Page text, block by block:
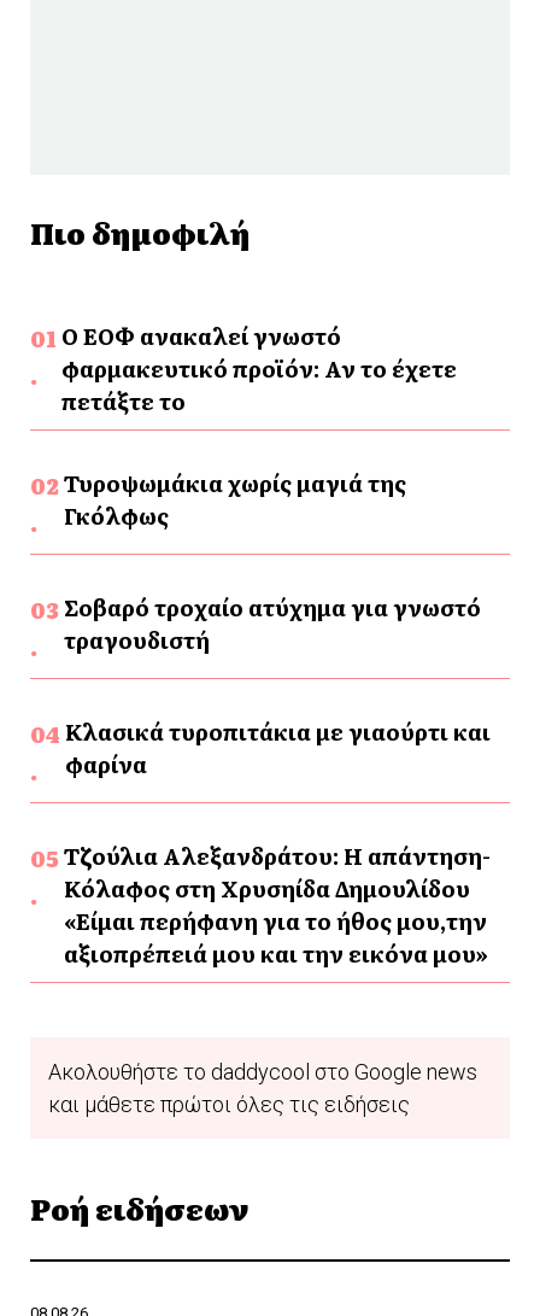
Πιο δημοφιλή
Ο ΕΟΦ ανακαλεί γνωστό
φαρμακευτικό προϊόν: Αν το έχετε
πετάξτε το
Τυροψωμάκια χωρίς μαγιά της
Γκόλφως
Σοβαρό τροχαίο ατύχημα για γνωστό
τραγουδιστή
Κλασικά τυροπιτάκια με γιαούρτι και
φαρίνα
Τζούλια Αλεξανδράτου: Η απάντηση-
Κόλαφος στη Χρυσηίδα Δημουλίδου
«Είμαι περήφανη για το ήθος μου,την
αξιοπρέπειά μου και την εικόνα μου»
Ακολουθήστε το daddycool στο Google news
και μάθετε πρώτοι όλες τις ειδήσεις
Ροή ειδήσεων